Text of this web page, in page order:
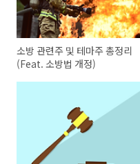
소방 관련주 및 테마주 총정리
(Feat. 소방법 개정)